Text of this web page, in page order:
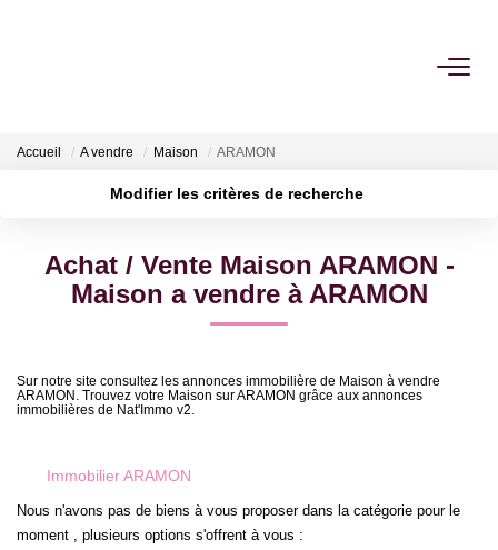
NOTRE AGENCE
Accueil A vendre Maison ARAMON
Modifier les critères de recherche
Type de bien
Budget max Plus de critères
Achat / Vente Maison ARAMON -
Maison a vendre à ARAMON
Sur notre site consultez les annonces immobilière de Maison à vendre
ARAMON. Trouvez votre Maison sur ARAMON grâce aux annonces
immobilières de Nat'Immo v2.
Immobilier ARAMON
Nous n'avons pas de biens à vous proposer dans la catégorie pour le
moment , plusieurs options s'offrent à vous :